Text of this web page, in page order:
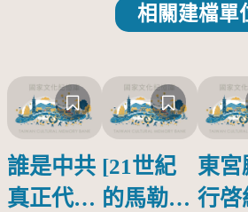
相關建檔單
誰是中共
真正代言
[21世紀
的馬勒、
東宮
行啓